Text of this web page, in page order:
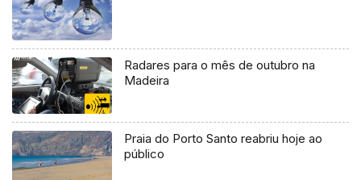
Radares para o mês de outubro na
Madeira
Praia do Porto Santo reabriu hoje ao
público